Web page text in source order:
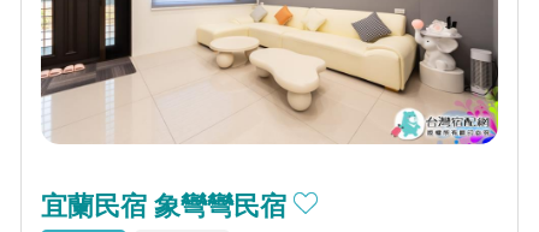
宜蘭民宿 象彎彎民宿